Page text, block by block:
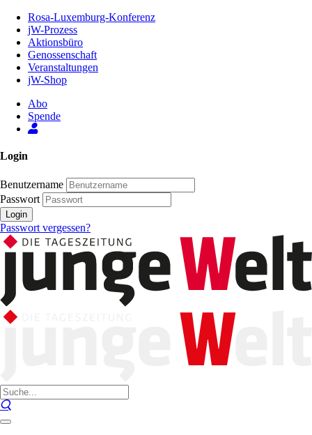
Inhalt
Seite
Rosa-Luxemburg-Konferenz
jW-Prozess
Aktionsbüro
Genossenschaft
Veranstaltungen
jW-Shop
Abo
Spende
Login
Benutzername
Passwort
Login
Passwort vergessen?